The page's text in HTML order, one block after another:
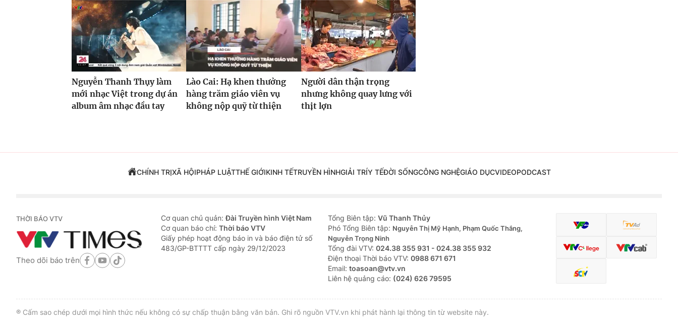
Nguyễn Thanh Thụy làm
mới nhạc Việt trong dự án
album âm nhạc đầu tay
Lào Cai: Hạ khen thưởng
hàng trăm giáo viên vụ
không nộp quỹ từ thiện
Người dân thận trọng
nhưng không quay lưng với
thịt lợn
CHÍNH TRỊXÃ HỘIPHÁP LUẬTTHẾ GIỚIKINH TẾTRUYỀN HÌNHGIẢI TRÍY TẾĐỜI SỐNGCÔNG NGHỆGIÁO DỤCVIDEOPODCAST
THỜI BÁO VTV
Theo dõi báo trên
Cơ quan chủ quản:Đài Truyền hình Việt Nam
Cơ quan báo chí: Thời báo VTV
Giấy phép hoạt động báo in và báo điện tử số
483/GP-BTTTT cấp ngày 29/12/2023
Tổng Biên tập: Vũ Thanh Thủy
Phó Tổng Biên tập: Nguyễn Thị Mỹ Hạnh, Phạm Quốc Thắng,
Nguyễn Trọng Ninh
Tổng đài VTV: 024.38 355 931 - 024.38 355 932
Ðiện thoại Thời báo VTV: 0988 671 671
Email: toasoan@vtv.vn
Liên hệ quảng cáo: (024) 626 79595
® Cấm sao chép dưới mọi hình thức nếu không có sự chấp thuận bằng văn bản. Ghi rõ nguồn VTV.vn khi phát hành lại thông tin từ website này.